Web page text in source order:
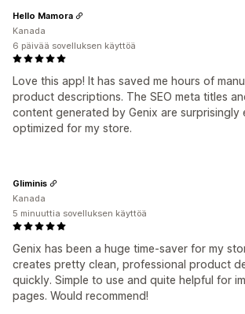
Love this app! It has saved me hours of
product descriptions. The SEO meta titles
content generated by Genix are surprisingly
optimized for my store.
Hello Mamora
Kanada
6 päivää sovelluksen käyttöä
Genix has been a huge time-saver for my
creates pretty clean, professional product
quickly. Simple to use and quite helpful for
pages. Would recommend!
Gliminis
Kanada
5 minuuttia sovelluksen käyttöä